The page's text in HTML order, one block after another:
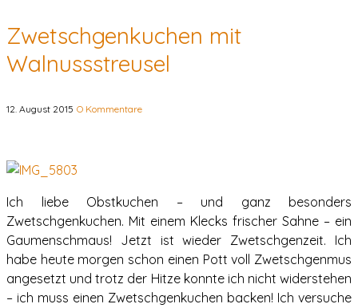
Zwetschgenkuchen mit
Walnussstreusel
12. August 2015 O Kommentare
Ich liebe Obstkuchen – und ganz besonders
Zwetschgenkuchen. Mit einem Klecks frischer Sahne – ein
Gaumenschmaus! Jetzt ist wieder Zwetschgenzeit. Ich
habe heute morgen schon einen Pott voll Zwetschgenmus
angesetzt und trotz der Hitze konnte ich nicht widerstehen
– ich muss einen Zwetschgenkuchen backen! Ich versuche